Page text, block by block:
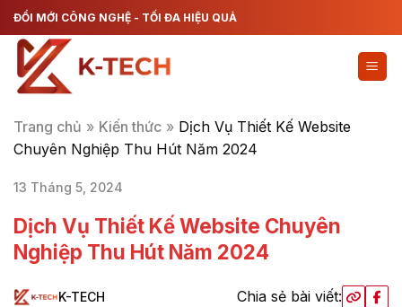
Chuyển
đến
dung
ĐỔI MỚI CÔNG NGHỆ - TỐI ĐA HIỆU QUẢ
Trang chủ » Kiến thức » Dịch Vụ Thiết Kế Website
Chuyên Nghiệp Thu Hút Năm 2024
13 Tháng 5, 2024
Dịch Vụ Thiết Kế Website Chuyên
Nghiệp Thu Hút Năm 2024
K-TECH Chia sẻ bài viết: